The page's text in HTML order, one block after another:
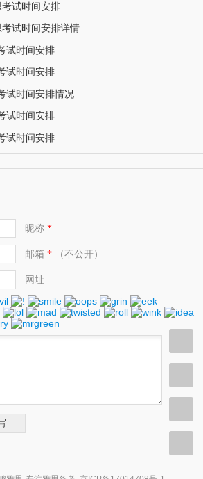
试时间安排
试时间安排详情
试时间安排
试时间安排
试时间安排情况
试时间安排
试时间安排
昵称*
邮箱 *（不公开）
网址